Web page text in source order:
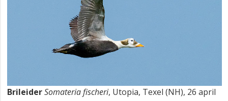
BrileiderSomateria fischeri, Utopia, Texel (NH), 26 april